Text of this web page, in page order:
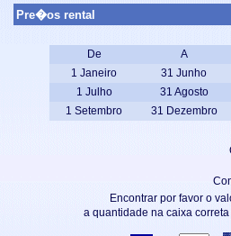
Pre�os rental
De A
1 Janeiro 31 Junho
1 Julho 31 Agosto
1 Setembro 31 Dezembro
Encontrar por favor o
a quantidade na caixa